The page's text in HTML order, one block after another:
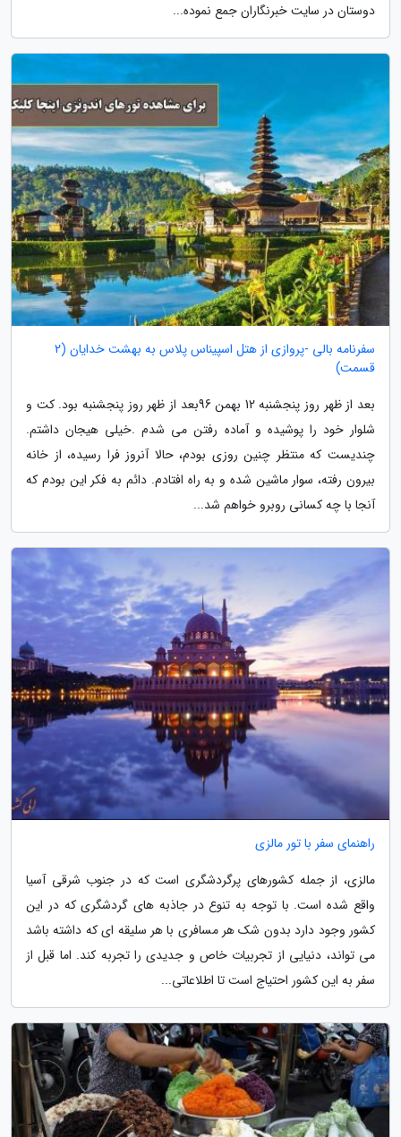
دوستان در سایت خبرنگاران جمع نموده...
سفرنامه بالی -پروازی از هتل اسپیناس پلاس به بهشت خدایان (2
قسمت)
بعد از ظهر روز پنجشنبه 12 بهمن 96بعد از ظهر روز پنجشنبه بود. کت و
شلوار خود را پوشیده و آماده رفتن می شدم .خیلی هیجان داشتم.
چندیست که منتظر چنین روزی بودم، حالا آنروز فرا رسیده، از خانه
بیرون رفته، سوار ماشین شده و به راه افتادم. دائم به فکر این بودم که
آنجا با چه کسانی روبرو خواهم شد...
راهنمای سفر با تور مالزی
مالزی، از جمله کشورهای پرگردشگری است که در جنوب شرقی آسیا
واقع شده است. با توجه به تنوع در جاذبه های گردشگری که در این
کشور وجود دارد بدون شک هر مسافری با هر سلیقه ای که داشته باشد
می تواند، دنیایی از تجربیات خاص و جدیدی را تجربه کند. اما قبل از
سفر به این کشور احتیاج است تا اطلاعاتی...